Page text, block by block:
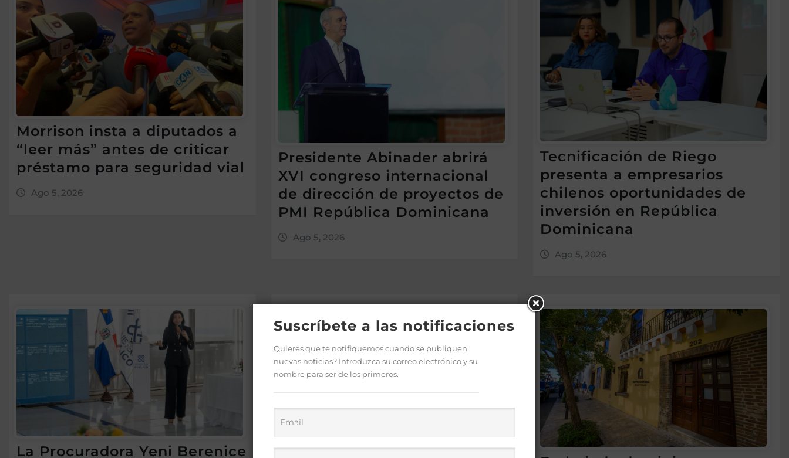
Morrison insta a diputados a
“leer más” antes de criticar
préstamo para seguridad vial
Ago 5, 2026
Presidente Abinader abrirá
XVI congreso internacional
de dirección de proyectos de
PMI República Dominicana
Ago 5, 2026
Tecnificación de Riego
presenta a empresarios
chilenos oportunidades de
inversión en República
Dominicana
Ago 5, 2026
La Procuradora Yeni Berenice
Suscríbete a las notificaciones
Quieres que te notifiquemos cuando se publiquen
nuevas noticias? Introduzca su correo electrónico y su
nombre para ser de los primeros.